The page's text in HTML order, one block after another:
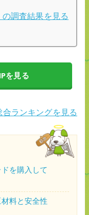
調査結果を見る
を見る
ランキングを見る
を購入して
料と安全性